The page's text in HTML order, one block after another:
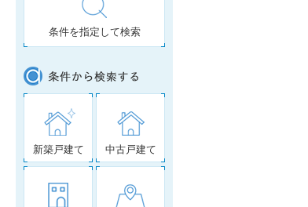
条件を指定して検索
新築戸建て 中古戸建て